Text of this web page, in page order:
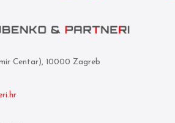
Centar), 10000 Zagreb